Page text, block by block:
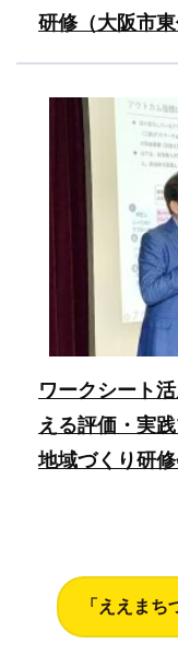
研修（大阪市東
ワークシート
える評価・実
地域づくり研修
「ええま